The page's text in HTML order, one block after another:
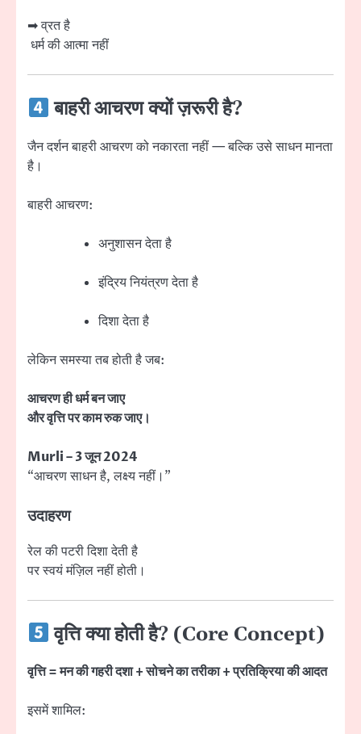
➡ व्रत है
धर्म की आत्मा नहीं
बाहरी आचरण क्यों ज़रूरी है?
जैन दर्शन बाहरी आचरण को नकारता नहीं — बल्कि उसे साधन मानता
है।
बाहरी आचरण:
अनुशासन देता है
इंद्रिय नियंत्रण देता है
दिशा देता है
लेकिन समस्या तब होती है जब:
आचरण ही धर्म बन जाए
और वृत्ति पर काम रुक जाए।
Murli – 3 जून 2024
“आचरण साधन है, लक्ष्य नहीं।”
उदाहरण
रेल की पटरी दिशा देती है
पर स्वयं मंज़िल नहीं होती।
वृत्ति क्या होती है? (Core Concept)
वृत्ति = मन की गहरी दशा + सोचने का तरीका + प्रतिक्रिया की आदत
इसमें शामिल: